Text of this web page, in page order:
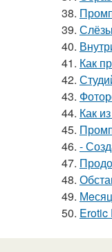
38.
39.
40.
41. Как
42.
43.
44. Как
45.
46. -
47.
48.
49.
50. Erotic